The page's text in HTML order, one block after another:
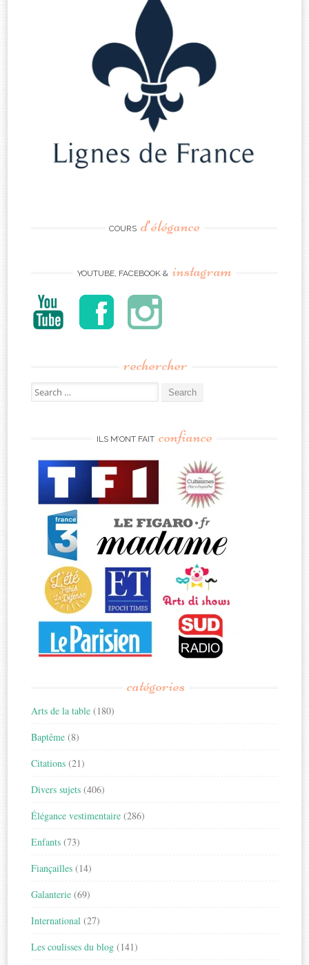
COURS d’élégance
YOUTUBE, FACEBOOK & instagram
rechercher
Search
for:
ILS M’ONT FAIT confiance
catégories
Arts de la table (180)
Baptême (8)
Citations (21)
Divers sujets (406)
Élégance vestimentaire (286)
Enfants (73)
Fiançailles (14)
Galanterie (69)
International (27)
Les coulisses du blog (141)